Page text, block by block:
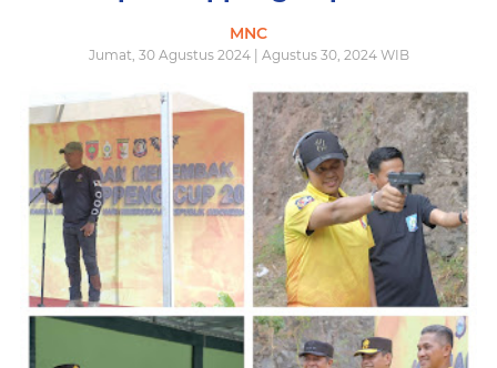
MNC
Jumat, 30 Agustus 2024 | Agustus 30, 2024 WIB